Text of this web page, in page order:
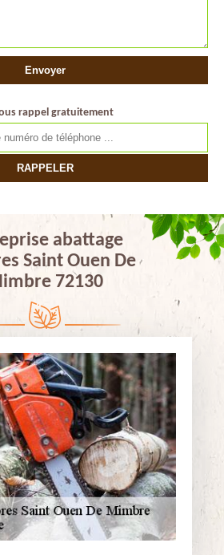
rappel gratuitement
abattage
Saint Ouen De
72130